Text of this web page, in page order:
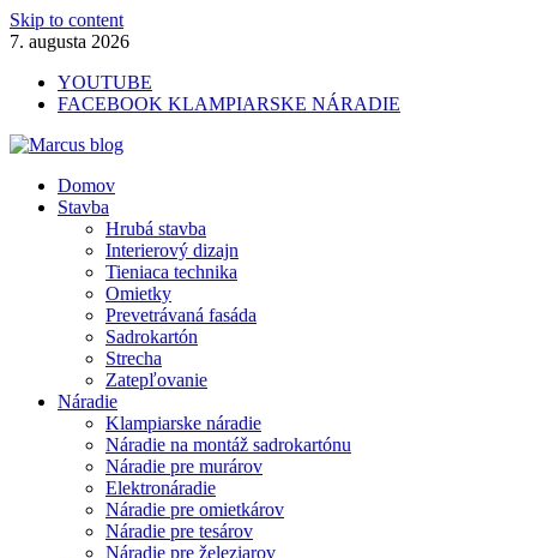
Skip to content
7. augusta 2026
YOUTUBE
FACEBOOK KLAMPIARSKE NÁRADIE
Marcus blog
Stavebné profily, náradie, izolácie
Domov
Stavba
Hrubá stavba
Interierový dizajn
Tieniaca technika
Omietky
Prevetrávaná fasáda
Sadrokartón
Strecha
Zatepľovanie
Náradie
Klampiarske náradie
Náradie na montáž sadrokartónu
Náradie pre murárov
Elektronáradie
Náradie pre omietkárov
Náradie pre tesárov
Náradie pre železiarov